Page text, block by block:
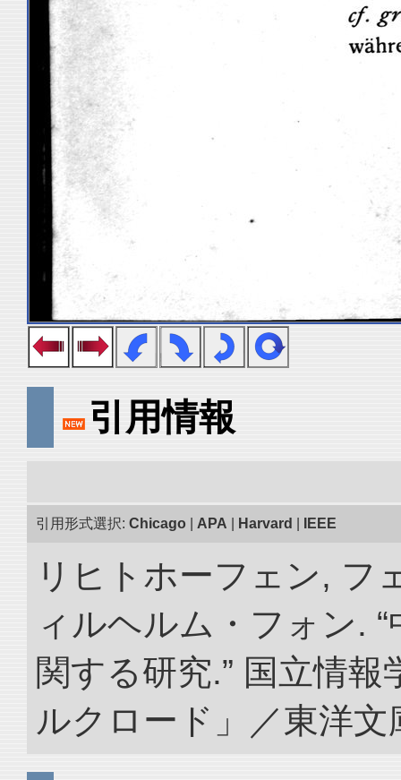
引用情報
引用形式選択: Chicago APA Harvard IEEE
リヒトホーフェン, フ
ィルヘルム・フォン.
関する研究.” 国立情
ルクロード」／東洋